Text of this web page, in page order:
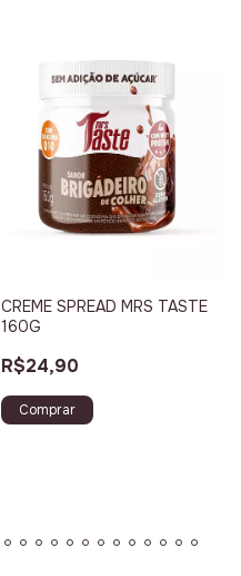
CREME SPREAD MRS TASTE
160G
R$24,90
Comprar